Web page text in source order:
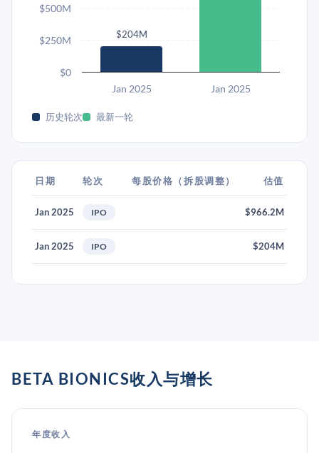
$204M
Jan 2025 Jan 2025
$0
$250M
$500M
历史轮次 最新一轮
日期 轮次 每股价格（拆股调整） 估值
Jan 2025 IPO $966.2M
Jan 2025 IPO $204M
BETA BIONICS收入与增长
年度收入